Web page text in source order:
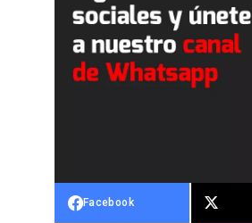
Facebook